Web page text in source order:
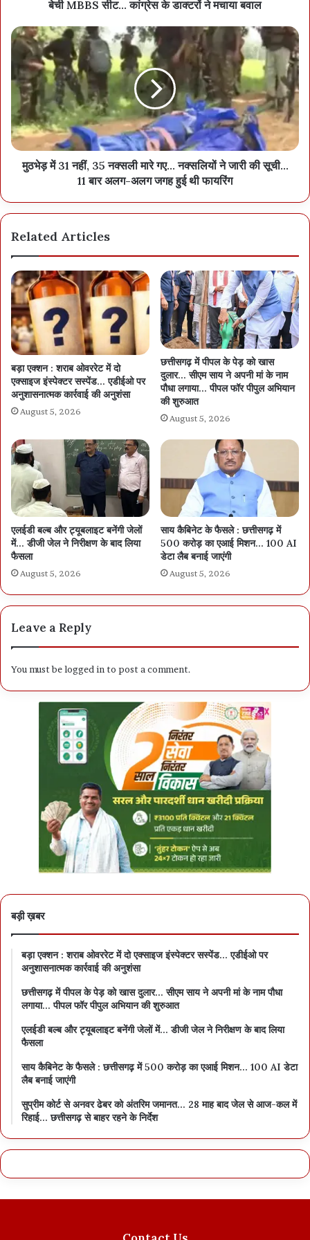
बेची MBBS सीट... कांग्रेस के डाक्टरों ने मचाया बवाल
मुठभेड़ में 31 नहीं, 35 नक्सली मारे गए... नक्सलियों ने जारी की सूची...
11 बार अलग-अलग जगह हुई थी फायरिंग
Related Articles
बड़ा एक्शन : शराब ओवररेट में दो
एक्साइज इंस्पेक्टर सस्पेंड… एडीईओ पर
अनुशासनात्मक कार्रवाई की अनुशंसा
August 5, 2026
छत्तीसगढ़ में पीपल के पेड़ को खास
दुलार… सीएम साय ने अपनी मां के नाम
पौधा लगाया… पीपल फॉर पीपुल अभियान
की शुरुआत
August 5, 2026
एलईडी बल्ब और ट्यूबलाइट बनेंगी जेलों
में… डीजी जेल ने निरीक्षण के बाद लिया
फैसला
August 5, 2026
साय कैबिनेट के फैसले : छत्तीसगढ़ में
500 करोड़ का एआई मिशन… 100 AI
डेटा लैब बनाई जाएंगी
August 5, 2026
Leave a Reply
You must belogged into post a comment.
बड़ी ख़बर
बड़ा एक्शन : शराब ओवररेट में दो एक्साइज इंस्पेक्टर सस्पेंड… एडीईओ पर
अनुशासनात्मक कार्रवाई की अनुशंसा
छत्तीसगढ़ में पीपल के पेड़ को खास दुलार… सीएम साय ने अपनी मां के नाम पौधा
लगाया… पीपल फॉर पीपुल अभियान की शुरुआत
एलईडी बल्ब और ट्यूबलाइट बनेंगी जेलों में… डीजी जेल ने निरीक्षण के बाद लिया
फैसला
साय कैबिनेट के फैसले : छत्तीसगढ़ में 500 करोड़ का एआई मिशन… 100 AI डेटा
लैब बनाई जाएंगी
सुप्रीम कोर्ट से अनवर ढेबर को अंतरिम जमानत… 28 माह बाद जेल से आज-कल में
रिहाई… छत्तीसगढ़ से बाहर रहने के निर्देश